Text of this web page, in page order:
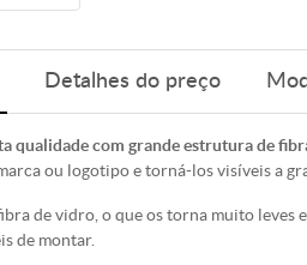
Detalhes do preço
qualidade com grande estrutura de
ou logotipo e torná-los visíveis a
de vidro, o que os torna muito leves
de montar.